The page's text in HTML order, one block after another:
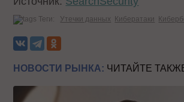
Теги: Утечки данных Кибератаки
НОВОСТИ РЫНКА: ЧИТАЙТЕ